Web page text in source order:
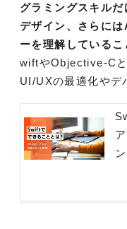
グラミングスキル
デザイン、さらに
ーを理解しているこ
wiftやObjective-Cと
UI/UXの最適化やデ